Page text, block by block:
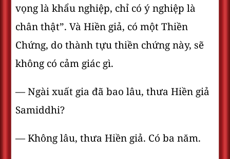
vọng là khẩu nghiệp, chỉ có ý nghiệp là
chân thật”. Và Hiền giả, có một Thiền
Chứng, do thành tựu thiền chứng này, sẽ
không có cảm giác gì.
— Ngài xuất gia đã bao lâu, thưa Hiền giả
Samiddhi?
— Không lâu, thưa Hiền giả. Có ba năm.